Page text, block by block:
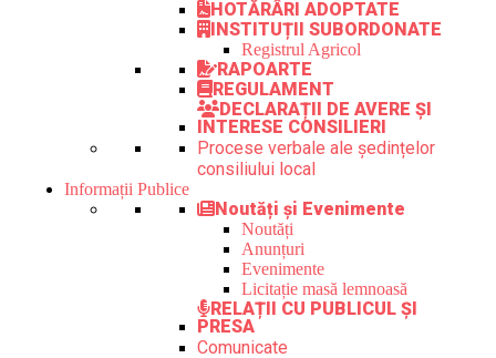
HOTĂRÂRI ADOPTATE
INSTITUȚII SUBORDONATE
Registrul Agricol
RAPOARTE
REGULAMENT
DECLARAȚII DE AVERE ȘI
INTERESE CONSILIERI
Procese verbale ale ședințelor
consiliului local
Informații Publice
Noutăți și Evenimente
Noutăți
Anunțuri
Evenimente
Licitație masă lemnoasă
RELAȚII CU PUBLICUL ȘI
PRESA
Comunicate